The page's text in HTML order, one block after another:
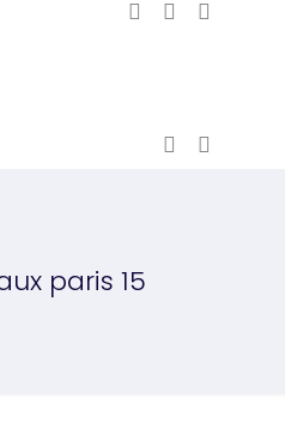
paris 15